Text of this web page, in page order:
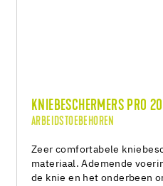
KNIEBESCHERMERS PRO
ARBEIDSTOEBEHOREN
Zeer comfortabele
materiaal. Ademende
de knie en het onderbeen